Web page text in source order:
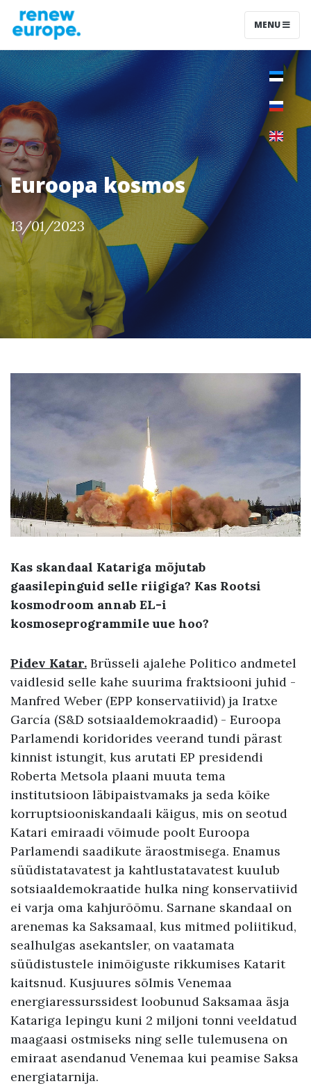
MENU
Euroopa kosmos
13/01/2023
Kas skandaal Katariga mõjutab
gaasilepinguid selle riigiga? Kas Rootsi
kosmodroom annab EL-i
kosmoseprogrammile uue hoo?
Pidev Katar. Brüsseli ajalehe Politico andmetel
vaidlesid selle kahe suurima fraktsiooni juhid -
Manfred Weber (EPP konservatiivid) ja Iratxe
García (S&D sotsiaaldemokraadid) - Euroopa
Parlamendi koridorides veerand tundi pärast
kinnist istungit, kus arutati EP presidendi
Roberta Metsola plaani muuta tema
institutsioon läbipaistvamaks ja seda kõike
korruptsiooniskandaali käigus, mis on seotud
Katari emiraadi võimude poolt Euroopa
Parlamendi saadikute äraostmisega. Enamus
süüdistatavatest ja kahtlustatavatest kuulub
sotsiaaldemokraatide hulka ning konservatiivid
ei varja oma kahjurõõmu. Sarnane skandaal on
arenemas ka Saksamaal, kus mitmed poliitikud,
sealhulgas asekantsler, on vaatamata
süüdistustele inimõiguste rikkumises Katarit
kaitsnud. Kusjuures sõlmis Venemaa
energiaressurssidest loobunud Saksamaa äsja
Katariga lepingu kuni 2 miljoni tonni veeldatud
maagaasi ostmiseks ning selle tulemusena on
emiraat asendanud Venemaa kui peamise Saksa
energiatarnija.